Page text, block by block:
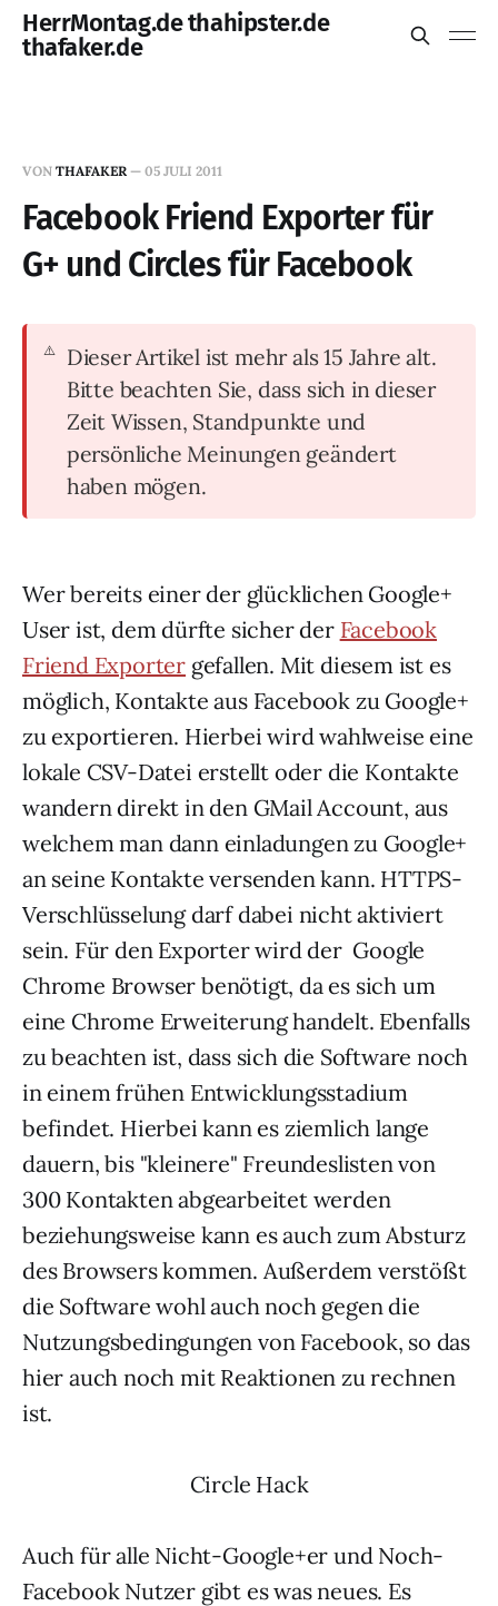
HerrMontag.de thahipster.de
thafaker.de
VON THAFAKER — 05 JULI 2011
Facebook Friend Exporter für
G+ und Circles für Facebook
Dieser Artikel ist mehr als 15 Jahre alt.
Bitte beachten Sie, dass sich in dieser
Zeit Wissen, Standpunkte und
persönliche Meinungen geändert
haben mögen.
Wer bereits einer der glücklichen Google+
User ist, dem dürfte sicher der Facebook
Friend Exporter gefallen. Mit diesem ist es
möglich, Kontakte aus Facebook zu Google+
zu exportieren. Hierbei wird wahlweise eine
lokale CSV-Datei erstellt oder die Kontakte
wandern direkt in den GMail Account, aus
welchem man dann einladungen zu Google+
an seine Kontakte versenden kann. HTTPS-
Verschlüsselung darf dabei nicht aktiviert
sein. Für den Exporter wird der Google
Chrome Browser benötigt, da es sich um
eine Chrome Erweiterung handelt. Ebenfalls
zu beachten ist, dass sich die Software noch
in einem frühen Entwicklungsstadium
befindet. Hierbei kann es ziemlich lange
dauern, bis "kleinere" Freundeslisten von
300 Kontakten abgearbeitet werden
beziehungsweise kann es auch zum Absturz
des Browsers kommen. Außerdem verstößt
die Software wohl auch noch gegen die
Nutzungsbedingungen von Facebook, so das
hier auch noch mit Reaktionen zu rechnen
ist.
Circle Hack
Auch für alle Nicht-Google+er und Noch-
Facebook Nutzer gibt es was neues. Es